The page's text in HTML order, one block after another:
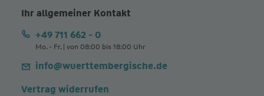
Ihr allgemeiner Kontakt
+49 711 662 - 0
Mo. - Fr. | von 08:00 bis 18:00 Uhr
info@wuerttembergische.de
Vertrag widerrufen